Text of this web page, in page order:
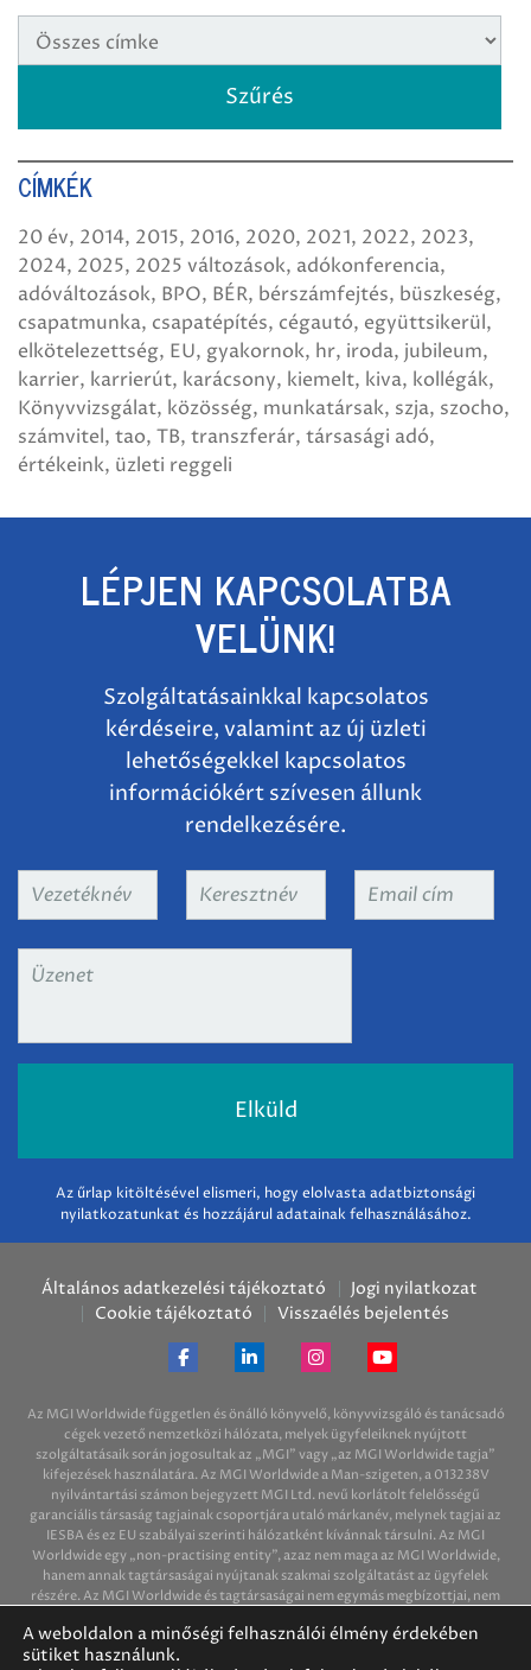
CÍMKÉK
20 év 2014 2015 2016 2020 2021 2022 2023
2024 2025 2025 változások adókonferencia
adóváltozások BPO BÉR bérszámfejtés büszkeség
csapatmunka csapatépítés cégautó együttsikerül
elkötelezettség EU gyakornok hr iroda jubileum
karrier karrierút karácsony kiemelt kiva kollégák
Könyvvizsgálat közösség munkatársak szja szocho
számvitel tao TB transzferár társasági adó
értékeink üzleti reggeli
LÉPJEN KAPCSOLATBA
VELÜNK!
Szolgáltatásainkkal kapcsolatos
kérdéseire, valamint az új üzleti
lehetőségekkel kapcsolatos
információkért szívesen állunk
rendelkezésére.
Vezetéknév Keresztnév
Email
Üzenet
Az űrlap kitöltésével elismeri, hogy elolvasta adatbiztonsági
nyilatkozatunkat és hozzájárul adatainak felhasználásához.
Általános adatkezelési tájékoztató
Jogi nyilatkozat
Cookie tájékoztató
Visszaélés bejelentés
Az MGI Worldwide független és önálló könyvelő, könyvvizsgáló és tanácsadó
cégek vezető nemzetközi hálózata, melyek ügyfeleiknek nyújtott
szolgáltatásaik során jogosultak az „MGI” vagy „az MGI Worldwide tagja”
kifejezések használatára. Az MGI Worldwide a Man-szigeten, a 013238V
nyilvántartási számon bejegyzett MGI Ltd. nevű korlátolt felelősségű
garanciális társaság tagjainak csoportjára utaló márkanév, melynek tagjai az
IESBA és ez EU szabályai szerinti hálózatként kívánnak társulni. Az MGI
Worldwide egy „non-practising entity”, azaz nem maga az MGI Worldwide,
hanem annak tagtársaságai nyújtanak szakmai szolgáltatást az ügyfelek
részére. Az MGI Worldwide és tagtársaságai nem egymás megbízottjai, nem
A weboldalon a minőségi felhasználói élmény érdekében
sütiket használunk.